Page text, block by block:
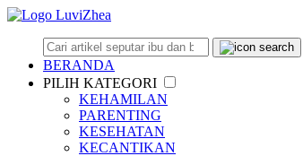
BERANDA
PILIH KATEGORI
KEHAMILAN
PARENTING
KESEHATAN
KECANTIKAN